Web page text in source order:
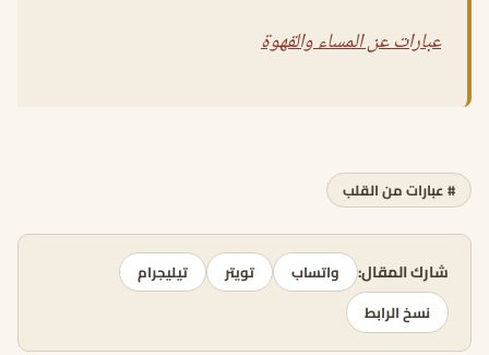
عبارات عن المساء والقهوة
# عبارات من القلب
شارك المقال: واتساب تويتر
تيليجرام
نسخ الرابط